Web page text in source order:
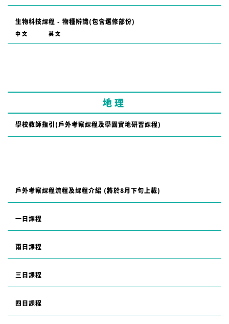
生物科技課程 - 物種辨識(包含選修部份)
中文 英文
地理
學校教師指引(戶外考察課程及學園實地研習課程)
戶外考察課程流程及課程介紹 (將於8月下旬上載)
一日課程
兩日課程
三日課程
四日課程